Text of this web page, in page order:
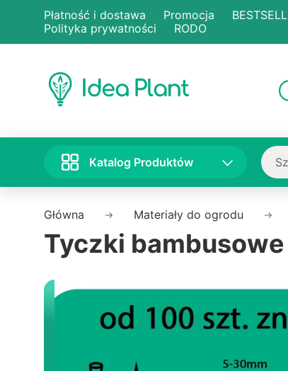
Płatność i dostawa Promocja
Polityka prywatności
RODO
Katalog Produktów
Główna Materiały do ogrodu
Tyczki